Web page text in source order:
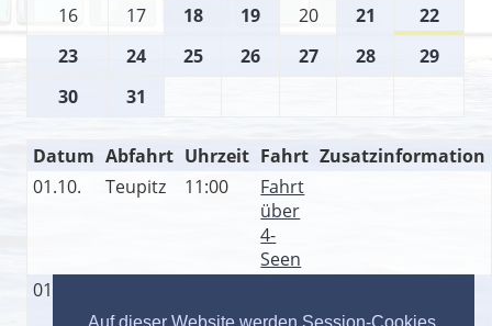
16
17 18 19 20 21
22
23
24 25 26 27 28
29
30
31
Datum Abfahrt Uhrzeit Fahrt Zusatzinformation
01.10.
Teupitz 11:00
Fahrt
über
4-
Seen
01.10.
über